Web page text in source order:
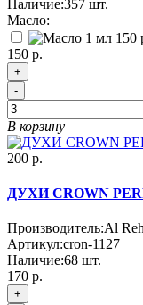
Наличие:357 шт.
Масло:
150 р.
+
-
В корзину
200 р.
ДУХИ CROWN
Производитель:Al
Артикул:cron-1127
Наличие:68 шт.
170 р.
+